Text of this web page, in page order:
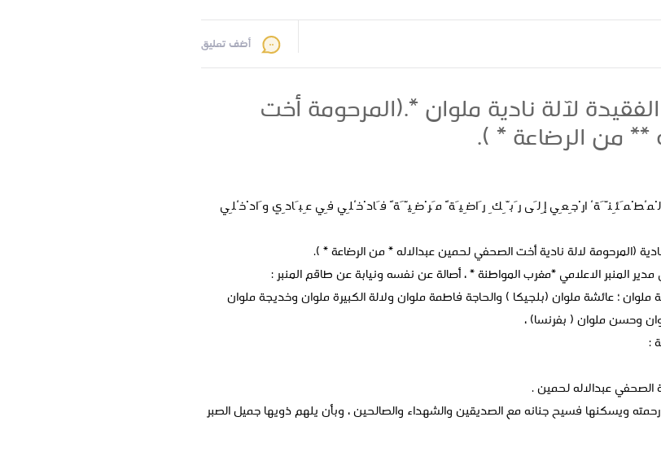
أضف تعليق
لآلة نادية ملوان *.(المرحومة أخت
** من الرضاعة * ).
الْمُطْمَئِنَّةُ ارْجِعِي إِلَى رَبِّكِ رَاضِيَةً مَرْضِيَّةً فَادْخُلِي فِي عِبَادِي وَادْخُلِي
(المرحومة لالة نادية أخت الصحفي لحمين عبدالاله * من الرضاعة * ).
مدير المنبر الاعلامي *مغرب المواطنة * ، أصالة عن نفسه ونيابة عن طاقم المنبر :
ملوان ؛ عائشة ملوان (بلجيكا ) والحاجة فاطمة ملوان ولالة الكبيرة ملوان وخديجة ملوان
وحسن ملوان ( بفرنسا) ،
:
الصحفي عبدالاله لحمين .
ويسكنها فسيح جنانه مع الصديقين والشهداء والصالحين ، وبأن يلهم ذويها جميل الصبر